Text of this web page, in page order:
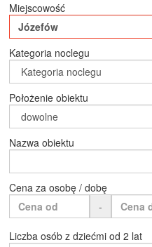
Miejscowość
Kategoria noclegu
Kategoria noclegu
Położenie obiektu
dowolne
Nazwa obiektu
Cena za osobę / dobę
-
Liczba osób z dziećmi od 2 lat